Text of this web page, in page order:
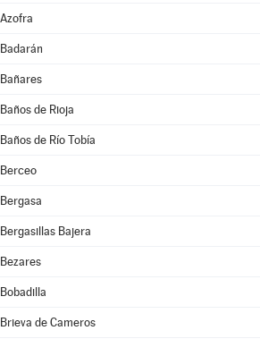
Azofra
Badarán
Bañares
Baños de Rioja
Baños de Río Tobía
Berceo
Bergasa
Bergasillas Bajera
Bezares
Bobadilla
Brieva de Cameros